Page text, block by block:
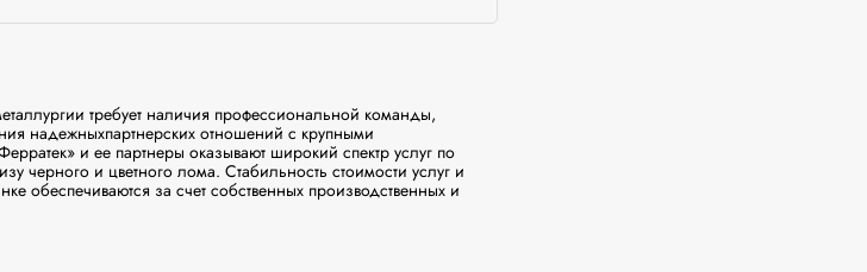
требует наличия профессиональной команды,
надежныхпартнерских отношений с крупными
и ее партнеры оказывают широкий спектр услуг по
черного и цветного лома. Стабильность стоимости услуг и
обеспечиваются за счет собственных производственных и